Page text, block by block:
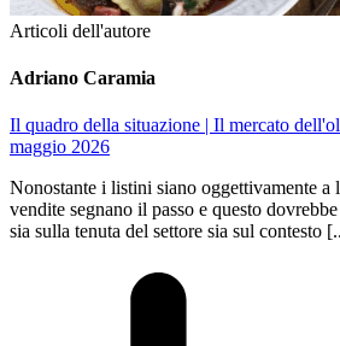
Articoli dell'autore
Adriano Caramia
Il quadro della situazione | Il mercato
maggio 2026
Nonostante i listini siano oggettivamente
vendite segnano il passo e questo
sia sulla tenuta del settore sia sul contesto